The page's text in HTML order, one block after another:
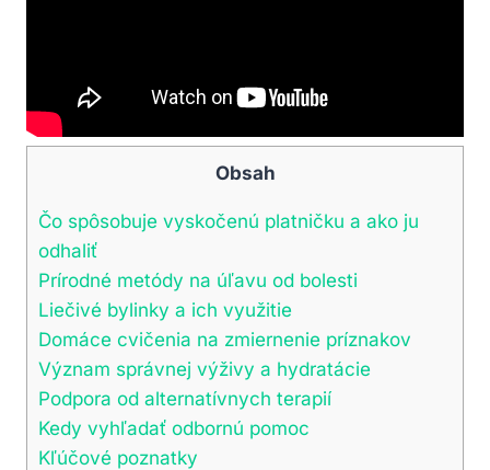
Obsah
Čo ‌spôsobuje⁢ vyskočenú platničku a ako ju
odhaliť
Prírodné metódy na ⁣úľavu od bolesti
Liečivé⁤ bylinky a ich využitie
Domáce cvičenia na⁤ zmiernenie príznakov
Význam správnej⁢ výživy a hydratácie
Podpora od alternatívnych⁢ terapií
Kedy vyhľadať odbornú pomoc
Kľúčové poznatky